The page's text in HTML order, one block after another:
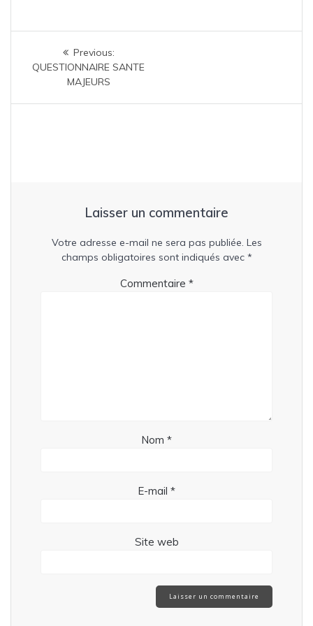
Navigation
de
l’article
Previous:Previous
post:
QUESTIONNAIRE SANTE
MAJEURS
Laisser un commentaire
Votre adresse e-mail ne sera pas publiée. Les
champs obligatoires sont indiqués avec *
Commentaire *
Nom *
E-mail *
Site web